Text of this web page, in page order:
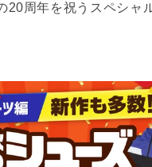
20周年を祝うスペシャ